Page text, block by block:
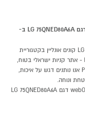
למה כדאי לקנות טלוויזיה "75 webOS QNED 4K דגם LG 75QNED80A6A ב-
טלוויזיה "75 webOS QNED 4K דגם LG 75QNED80A6A קונים אונליין בקטגוריית
טלויזיות Mini LED במחלקת טלויזיות וסאונד בP1000 - אתר קניות ישראלי בטוח,
משתלם ונוח המציע מוצרים מומלצים במבצע. ב-P1000 אנו נותנים דגש על איכות,
ונוחה.
אצלנו, קניות באינטרנט של טלוויזיה "75 webOS QNED 4K דגם LG 75QNED80A6A